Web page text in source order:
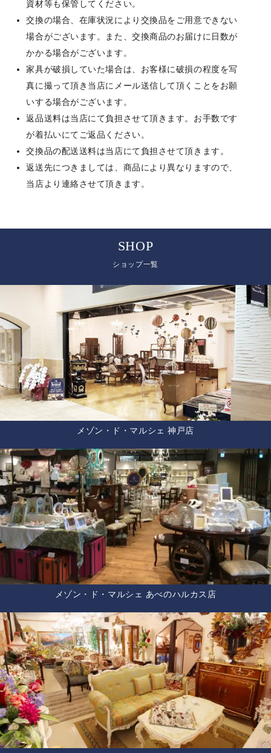
資材等も保管してください。
交換の場合、在庫状況により交換品をご用意できない
場合がございます。また、交換商品のお届けに日数が
かかる場合がございます。
家具が破損していた場合は、お客様に破損の程度を写
真に撮って頂き当店にメール送信して頂くことをお願
いする場合がございます。
返品送料は当店にて負担させて頂きます。お手数です
が着払いにてご返品ください。
交換品の配送送料は当店にて負担させて頂きます。
返送先につきましては、商品により異なりますので、
当店より連絡させて頂きます。
SHOP
ショップ一覧
メゾン・ド・マルシェ 神戸店
メゾン・ド・マルシェ あべのハルカス店